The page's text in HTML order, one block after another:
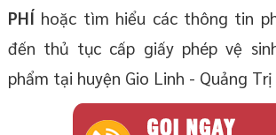
PHÍ hoặc tìm hiểu các thông tin
đến thủ tục cấp giấy phép vệ
phẩm tại huyện Gio Linh - Quảng